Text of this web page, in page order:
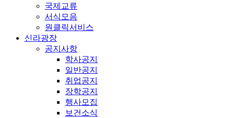
국제교류
서식모음
원클릭서비스
신라광장
공지사항
학사공지
일반공지
취업공지
장학공지
행사모집
보건소식